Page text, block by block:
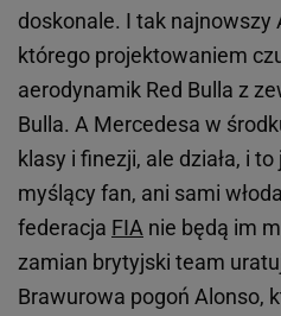
doskonale. I tak najnowszy
którego projektowaniem
aerodynamik Red Bulla z
Bulla. A Mercedesa w
klasy i finezji, ale działa, i
myślący fan, ani sami
federacja FIA nie będą im
zamian brytyjski team
Brawurowa pogoń Alonso,